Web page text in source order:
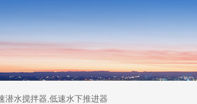
潜水搅拌器,低速水下推进器